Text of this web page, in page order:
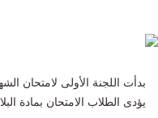
بدأت اللجنة الأولى لامتحان
يؤدى الطلاب الامتحان بمادة